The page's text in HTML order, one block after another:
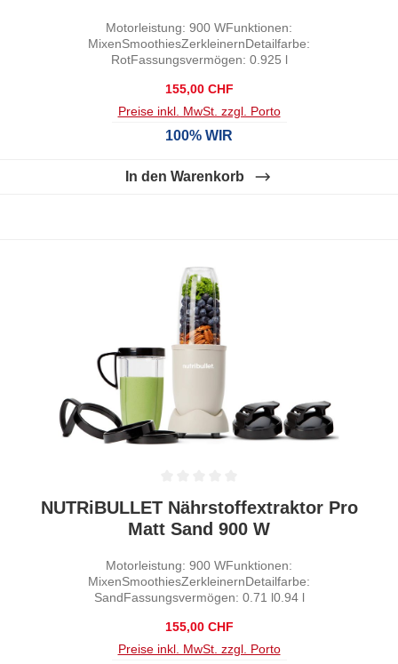
Motorleistung: 900 WFunktionen:
MixenSmoothiesZerkleinernDetailfarbe:
RotFassungsvermögen: 0.925 l
Regulärer Preis:
155,00 CHF
Preise inkl. MwSt. zzgl. Porto
100% WIR
In den Warenkorb
Durchschnittliche Bewertung von 0 von 5 Sternen
NUTRiBULLET Nährstoffextraktor Pro
Matt Sand 900 W
Motorleistung: 900 WFunktionen:
MixenSmoothiesZerkleinernDetailfarbe:
SandFassungsvermögen: 0.71 l0.94 l
Regulärer Preis:
155,00 CHF
Preise inkl. MwSt. zzgl. Porto